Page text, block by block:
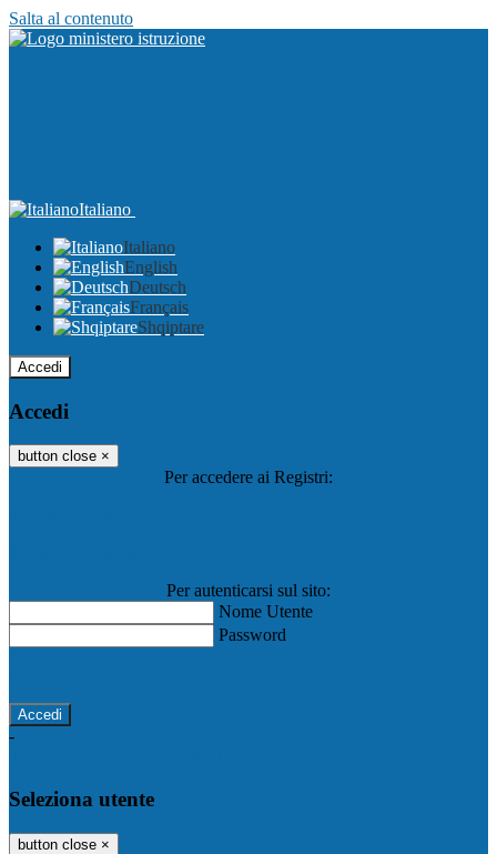
Salta al contenuto
Italiano
Italiano
English
Deutsch
Français
Shqiptare
Accedi
Accedi
button close ×
Per accedere ai Registri:
Per autenticarsi sul sito:
Nome Utente
Password
-
Seleziona utente
button close ×